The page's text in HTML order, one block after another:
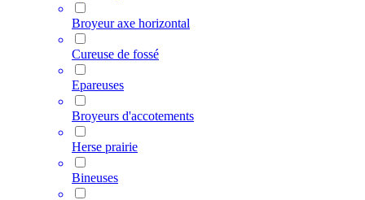
Broyeur axe horizontal
Cureuse de fossé
Epareuses
Broyeurs d'accotements
Herse prairie
Bineuses